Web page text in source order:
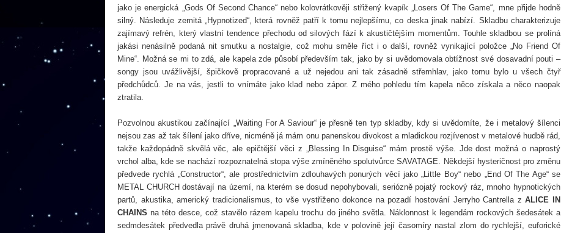
jako je energická „Gods Of Second Chance“ nebo kolovrátkověji střižený kvapík „Losers Of The Game“, mne přijde hodně
silný. Následuje zemitá „Hypnotized“, která rovněž patří k tomu nejlepšímu, co deska jinak nabízí. Skladbu charakterizuje
zajímavý refrén, který vlastní tendence přechodu od silových fází k akustičtějším momentům. Touhle skladbou se prolíná
jakási nenásilně podaná nit smutku a nostalgie, což mohu směle říct i o další, rovněž vynikající položce „No Friend Of
Mine“. Možná se mi to zdá, ale kapela zde působí především tak, jako by si uvědomovala obtížnost své dosavadní pouti –
songy jsou uvážlivější, špičkově propracované a už nejedou ani tak zásadně střemhlav, jako tomu bylo u všech čtyř
předchůdců. Je na vás, jestli to vnímáte jako klad nebo zápor. Z mého pohledu tím kapela něco získala a něco naopak
ztratila.
Pozvolnou akustikou začínající „Waiting For A Saviour“ je přesně ten typ skladby, kdy si uvědomíte, že i metalový šílenci
nejsou zas až tak šílení jako dříve, nicméně já mám onu panenskou divokost a mladickou rozjívenost v metalové hudbě rád,
takže každopádně skvělá věc, ale epičtější věci z „Blessing In Disguise“ mám prostě výše. Jde dost možná o naprostý
vrchol alba, kde se nachází rozpoznatelná stopa výše zmíněného spolutvůrce SAVATAGE. Někdejší hysteričnost pro změnu
předvede rychlá „Constructor“, ale prostřednictvím zdlouhavých ponurých věcí jako „Little Boy“ nebo „End Of The Age“ se
METAL CHURCH dostávají na území, na kterém se dosud nepohybovali, seriózně pojatý rockový ráz, mnoho hypnotických
partů, akustika, americký tradicionalismus, to vše vystřiženo dokonce na pozadí hostování Jerryho Cantrella zALICE IN
CHAINS na této desce, což stavělo rázem kapelu trochu do jiného světla. Náklonnost k legendám rockových šedesátek a
sedmdesátek předvedla právě druhá jmenovaná skladba, kde v polovině její časomíry nastal zlom do rychlejší, euforické